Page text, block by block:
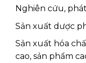
Nghiên cứu,
Sản xuất dược
Sản xuất hóa
cao, sản phẩm